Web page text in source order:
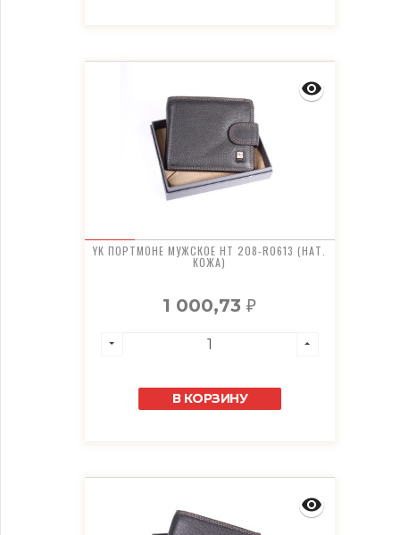
YK ПОРТМОНЕ МУЖСКОЕ HT 208-R0613 (НАТ.
КОЖА)
1 000,73₽
В КОРЗИНУ